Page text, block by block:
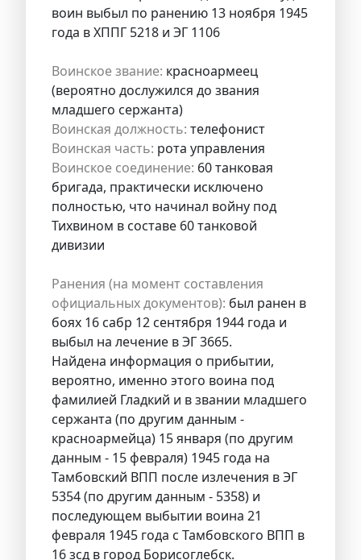
воин выбыл по ранению 13 ноября 1945
года в ХППГ 5218 и ЭГ 1106
Воинское звание: красноармеец
(вероятно дослужился до звания
младшего сержанта)
Воинская должность: телефонист
Воинская часть: рота управления
Воинское соединение: 60 танковая
бригада, практически исключено
полностью, что начинал войну под
Тихвином в составе 60 танковой
дивизии
Ранения (на момент составления
официальных документов): был ранен в
боях 16 сабр 12 сентября 1944 года и
выбыл на лечение в ЭГ 3665.
Найдена информация о прибытии,
вероятно, именно этого воина под
фамилией Гладкий и в звании младшего
сержанта (по другим данным -
красноармейца) 15 января (по другим
данным - 15 февраля) 1945 года на
Тамбовский ВПП после излечения в ЭГ
5354 (по другим данным - 5358) и
последующем выбытии воина 21
февраля 1945 года с Тамбовского ВПП в
16 зсд в город Борисоглебск.